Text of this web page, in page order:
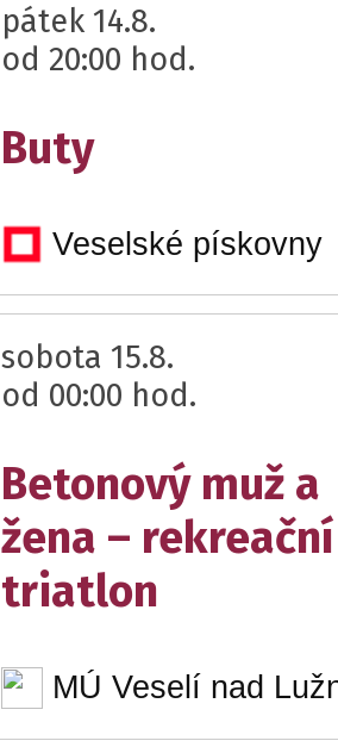
pátek 14.8.
od 20:00 hod.
Buty
Veselské pískovny
sobota 15.8.
od 00:00 hod.
Betonový muž a
žena – rekreační
triatlon
MÚ Veselí nad